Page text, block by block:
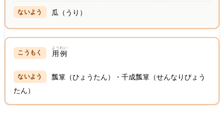
瓜（うり）
用例
ようれい
瓢箪（ひょうたん）・千成瓢箪（せんなりびょう
たん）